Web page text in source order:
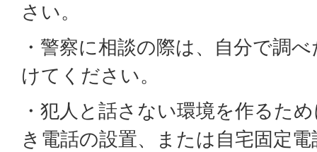
さい。
・警察に相談の際は、自分で調
けてください。
・犯人と話さない環境を作るた
き電話の設置、または自宅固定